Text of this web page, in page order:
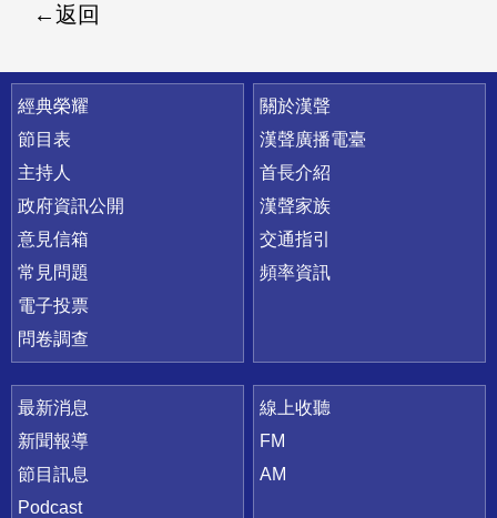
返回
快速連結
經典榮耀
節目表
主持人
政府資訊公開
意見信箱
常見問題
電子投票
問卷調查
關於漢聲
漢聲廣播電臺
首長介紹
漢聲家族
交通指引
頻率資訊
最新消息
新聞報導
節目訊息
Podcast
線上收聽
FM
AM